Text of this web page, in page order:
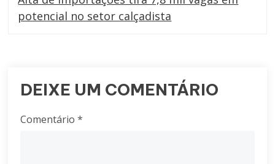
potencial no setor calçadista
DEIXE UM COMENTÁRIO
Comentário*